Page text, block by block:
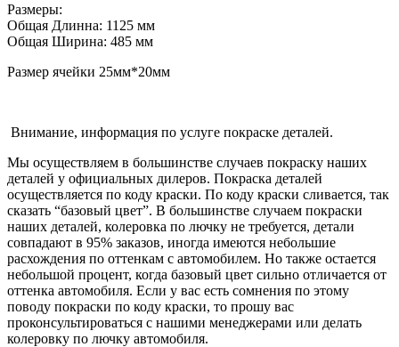
Размеры:
Общая Длинна: 1125 мм
Общая Ширина: 485 мм
Размер ячейки 25мм*20мм
Внимание, информация по услуге покраске деталей.
Мы осуществляем в большинстве случаев покраску наших
деталей у официальных дилеров. Покраска деталей
осуществляется по коду краски. По коду краски сливается, так
сказать “базовый цвет”. В большинстве случаем покраски
наших деталей, колеровка по лючку не требуется, детали
совпадают в 95% заказов, иногда имеются небольшие
расхождения по оттенкам с автомобилем. Но также остается
небольшой процент, когда базовый цвет сильно отличается от
оттенка автомобиля. Если у вас есть сомнения по этому
поводу покраски по коду краски, то прошу вас
проконсультироваться с нашими менеджерами или делать
колеровку по лючку автомобиля.